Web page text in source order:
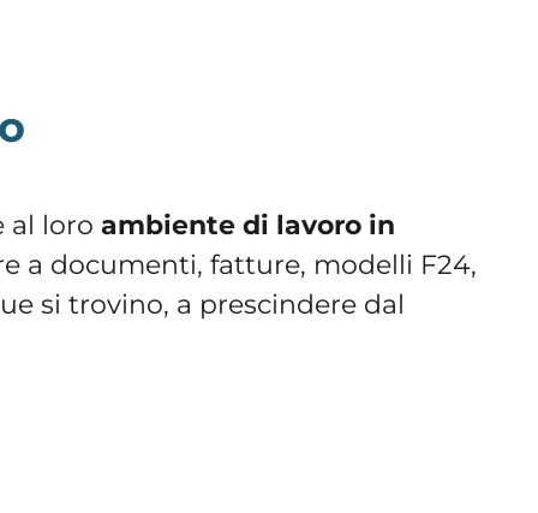
al loroambiente di lavoro in
a documenti, fatture, modelli F24,
si trovino, a prescindere dal